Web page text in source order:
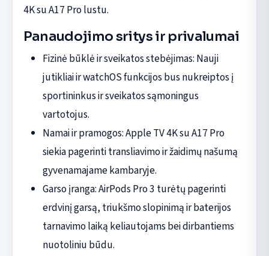
4K su A17 Pro lustu.
Panaudojimo sritys ir privalumai
Fizinė būklė ir sveikatos stebėjimas: Nauji
jutikliai ir watchOS funkcijos bus nukreiptos į
sportininkus ir sveikatos sąmoningus
vartotojus.
Namai ir pramogos: Apple TV 4K su A17 Pro
siekia pagerinti transliavimo ir žaidimų našumą
gyvenamajame kambaryje.
Garso įranga: AirPods Pro 3 turėtų pagerinti
erdvinį garsą, triukšmo slopinimą ir baterijos
tarnavimo laiką keliautojams bei dirbantiems
nuotoliniu būdu.